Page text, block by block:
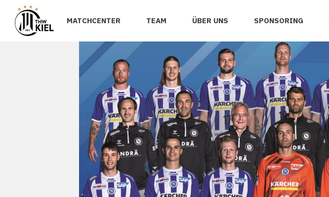
MATCHCENTER TEAM ÜBER UNS SPONSORING